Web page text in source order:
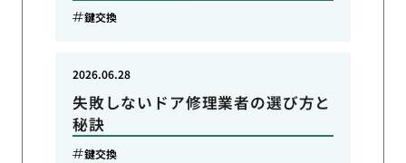
鍵交換
失敗しないドア修理業者の選び方と
秘訣
2026.06.28
鍵交換